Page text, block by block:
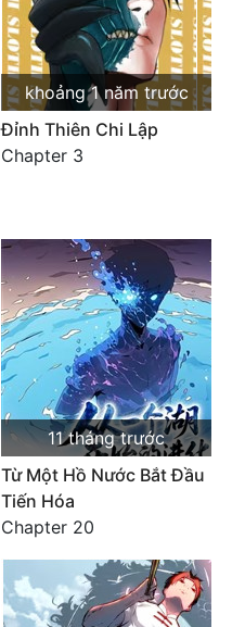
khoảng 1 năm trước
Đỉnh Thiên Chi Lập
Chapter 3
11 tháng trước
Từ Một Hồ Nước Bắt Đầu
Tiến Hóa
Chapter 20